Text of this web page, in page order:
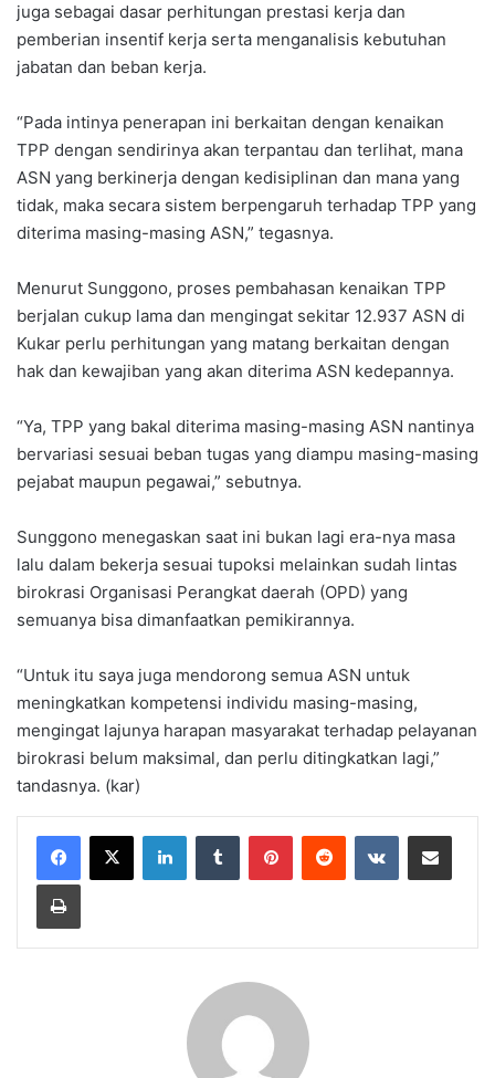
juga sebagai dasar perhitungan prestasi kerja dan
pemberian insentif kerja serta menganalisis kebutuhan
jabatan dan beban kerja.
“Pada intinya penerapan ini berkaitan dengan kenaikan
TPP dengan sendirinya akan terpantau dan terlihat, mana
ASN yang berkinerja dengan kedisiplinan dan mana yang
tidak, maka secara sistem berpengaruh terhadap TPP yang
diterima masing-masing ASN,” tegasnya.
Menurut Sunggono, proses pembahasan kenaikan TPP
berjalan cukup lama dan mengingat sekitar 12.937 ASN di
Kukar perlu perhitungan yang matang berkaitan dengan
hak dan kewajiban yang akan diterima ASN kedepannya.
“Ya, TPP yang bakal diterima masing-masing ASN nantinya
bervariasi sesuai beban tugas yang diampu masing-masing
pejabat maupun pegawai,” sebutnya.
Sunggono menegaskan saat ini bukan lagi era-nya masa
lalu dalam bekerja sesuai tupoksi melainkan sudah lintas
birokrasi Organisasi Perangkat daerah (OPD) yang
semuanya bisa dimanfaatkan pemikirannya.
“Untuk itu saya juga mendorong semua ASN untuk
meningkatkan kompetensi individu masing-masing,
mengingat lajunya harapan masyarakat terhadap pelayanan
birokrasi belum maksimal, dan perlu ditingkatkan lagi,”
tandasnya. (kar)